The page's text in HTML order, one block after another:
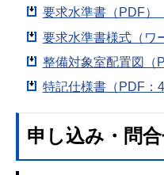
要求水準書（PDF）
要求水準書様式（ワ
整備対象室配置図（
特記仕様書（PDF：
申し込み・問